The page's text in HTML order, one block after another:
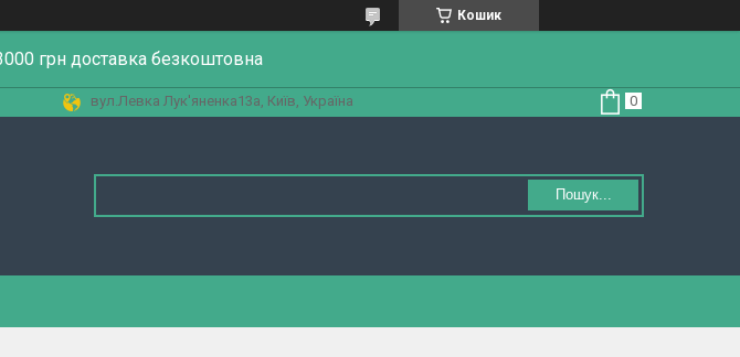
Кошик
грн доставка безкоштовна
вул.Левка Лук'яненка13а, Київ, Україна
Пошук...